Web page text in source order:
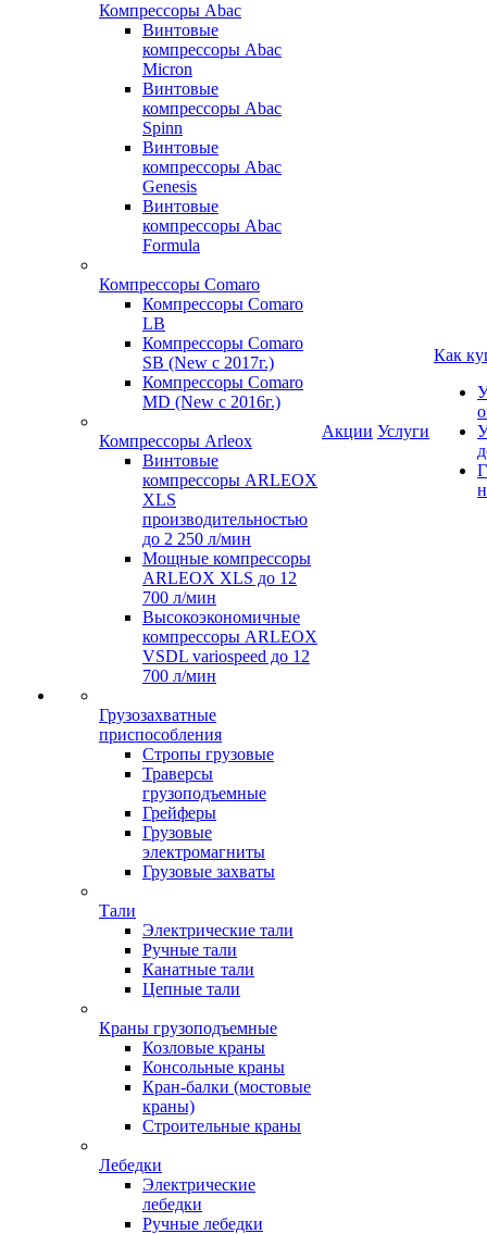
Компрессоры Abac
Винтовые
компрессоры Abac
Micron
Винтовые
компрессоры Abac
Spinn
Винтовые
компрессоры Abac
Genesis
Винтовые
компрессоры Abac
Formula
Компрессоры Comaro
Компрессоры Comaro
LB
Компрессоры Comaro
SB (New с 2017г.)
Компрессоры Comaro
MD (New с 2016г.)
Компрессоры Arleox
Винтовые
компрессоры ARLEOX
XLS
производительностью
до 2 250 л/мин
Мощные компрессоры
ARLEOX XLS до 12
700 л/мин
Высокоэкономичные
компрессоры ARLEOX
VSDL variospeed до 12
700 л/мин
Грузозахватные
приспособления
Стропы грузовые
Траверсы
грузоподъемные
Грейферы
Грузовые
электромагниты
Грузовые захваты
Тали
Электрические тали
Ручные тали
Канатные тали
Цепные тали
Краны грузоподъемные
Козловые краны
Консольные краны
Кран-балки (мостовые
краны)
Строительные краны
Лебедки
Электрические
лебедки
Ручные лебедки
Акции Услуги
Как